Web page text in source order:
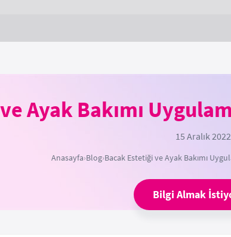
Ayak Bakımı
15 Aralık 2022
Anasayfa›Blog›Bacak Estetiği ve Ayak Bakımı
Bilgi Almak